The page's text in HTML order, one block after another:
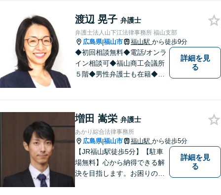
綜合法律事務所／T）０８４－
９８３－２３６０／F）０８４
ー９８３－２３６１
渡辺 晃子 弁護士
弁護士法人山下江法律事務所 福山支部
広島県|福山市 福山駅 から徒歩9分
◆初回相談無料◆電話/オンラ
イン相談可◆福山商工会議所
５階◆男性弁護士も在籍◆離
ど。話しにくいことも安心し
てご相談ください。あなたの
気持ちに寄り添い、丁寧にお
応えします。
詳細を見
る
増田 嵩栄 弁護士
あかり綜合法律事務所
広島県|福山市 福山駅 から徒歩5分
【JR福山駅徒歩5分】【駐車
場無料】心から納得できる解
決を目指します。お困りの方
詳細を見
る